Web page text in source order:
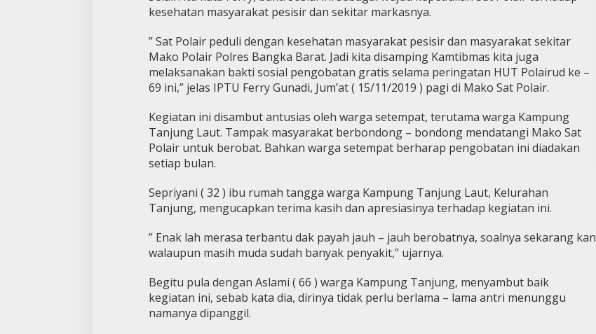
kesehatan masyarakat pesisir dan sekitar markasnya.
” Sat Polair peduli dengan kesehatan masyarakat pesisir dan masyarakat sekitar
Mako Polair Polres Bangka Barat. Jadi kita disamping Kamtibmas kita juga
melaksanakan bakti sosial pengobatan gratis selama peringatan HUT Polairud ke –
69 ini,” jelas IPTU Ferry Gunadi, Jum’at ( 15/11/2019 ) pagi di Mako Sat Polair.
Kegiatan ini disambut antusias oleh warga setempat, terutama warga Kampung
Tanjung Laut. Tampak masyarakat berbondong – bondong mendatangi Mako Sat
Polair untuk berobat. Bahkan warga setempat berharap pengobatan ini diadakan
setiap bulan.
Sepriyani ( 32 ) ibu rumah tangga warga Kampung Tanjung Laut, Kelurahan
Tanjung, mengucapkan terima kasih dan apresiasinya terhadap kegiatan ini.
” Enak lah merasa terbantu dak payah jauh – jauh berobatnya, soalnya sekarang kan
walaupun masih muda sudah banyak penyakit,” ujarnya.
Begitu pula dengan Aslami ( 66 ) warga Kampung Tanjung, menyambut baik
kegiatan ini, sebab kata dia, dirinya tidak perlu berlama – lama antri menunggu
namanya dipanggil.